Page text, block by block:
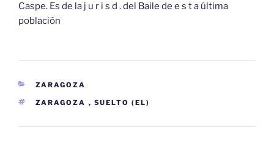
Caspe. Es de la j u r i s d . del Baile de e s t a última
población
CATEGORÍAS
ZARAGOZA
ETIQUETAS
ZARAGOZA , SUELTO (EL)